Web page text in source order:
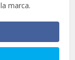
marca.